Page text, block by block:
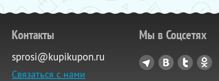
Контакты
sprosi@kupikupon.ru
Связаться с нами
Мы в Соцсетях